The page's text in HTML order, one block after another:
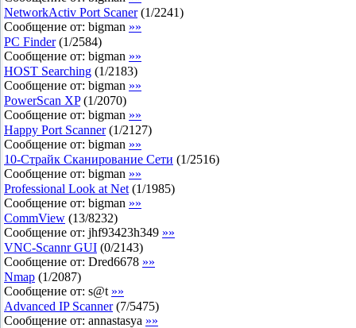
NetworkActiv Port Scaner (1/2241)
Сообщение от: bigman »»
PC Finder (1/2584)
Сообщение от: bigman »»
HOST Searching (1/2183)
Сообщение от: bigman »»
PowerScan XP (1/2070)
Сообщение от: bigman »»
Happy Port Scanner (1/2127)
Сообщение от: bigman »»
10-Страйк Сканирование Сети (1/2516)
Сообщение от: bigman »»
Professional Look at Net (1/1985)
Сообщение от: bigman »»
CommView (13/8232)
Сообщение от: jhf93423h349 »»
VNC-Scannr GUI (0/2143)
Сообщение от: Dred6678 »»
Nmap (1/2087)
Сообщение от: s@t »»
Advanced IP Scanner (7/5475)
Сообщение от: annastasya »»